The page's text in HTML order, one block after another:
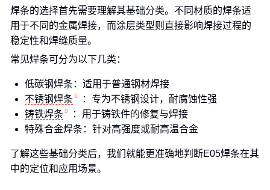
焊条的选择首先需要理解其基础分类。不同材质的焊条适
用于不同的金属焊接，而涂层类型则直接影响焊接过程的
稳定性和焊缝质量。
常见焊条可分为以下几类：
低碳钢焊条：适用于普通钢材焊接
不锈钢焊条
：专为不锈钢设计，耐腐蚀性强
铸铁焊条
：用于铸铁件的修复与焊接
特殊合金焊条：针对高强度或耐高温合金
了解这些基础分类后，我们就能更准确地判断E05焊条在其
中的定位和应用场景。